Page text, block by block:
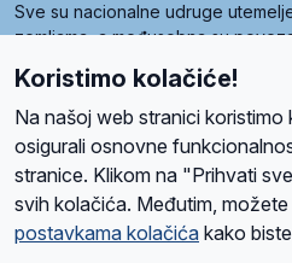
Sve su nacionalne udruge
zemljama, a međusobna su
Radio Maria). Svjetsku obitelj
kojima je i hrvatska Udruga Radio
O namaRadio ProgramVolonteri
Koristimo kolačiće!
Na našoj web stranici koristimo
osigurali osnovne
stranice. Klikom na "Prihvati
svih kolačića. Međutim,
postavkama kolačića kako